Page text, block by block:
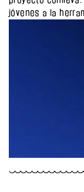
jóvenes a la